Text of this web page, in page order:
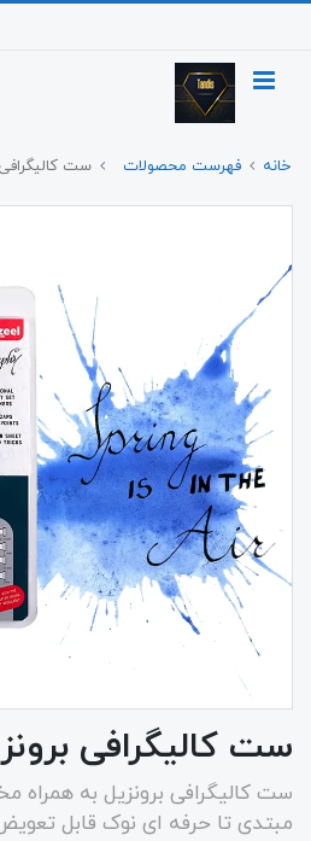
خانه فهرست محصولات ست کالیگرافی
ست کالیگرافی
ست کالیگرافی برونزیل به همراه
مبتدی تا حرفه ای نوک قابل